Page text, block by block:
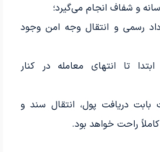
و شفاف انجام می‌گیرد؛
رسمی و انتقال وجه امن وجود
تا انتهای معامله در کنار
بابت دریافت پول، انتقال سند و
کاملاً راحت خواهد بود.